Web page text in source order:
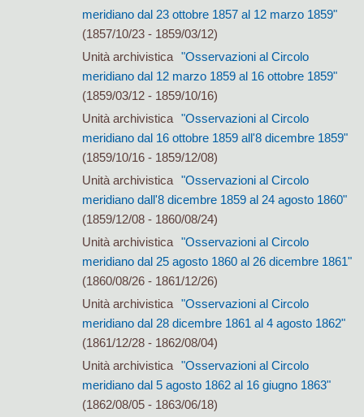
meridiano dal 23 ottobre 1857 al 12 marzo 1859"
(1857/10/23 - 1859/03/12)
Unità archivistica "Osservazioni al Circolo
meridiano dal 12 marzo 1859 al 16 ottobre 1859"
(1859/03/12 - 1859/10/16)
Unità archivistica "Osservazioni al Circolo
meridiano dal 16 ottobre 1859 all'8 dicembre 1859"
(1859/10/16 - 1859/12/08)
Unità archivistica "Osservazioni al Circolo
meridiano dall'8 dicembre 1859 al 24 agosto 1860"
(1859/12/08 - 1860/08/24)
Unità archivistica "Osservazioni al Circolo
meridiano dal 25 agosto 1860 al 26 dicembre 1861"
(1860/08/26 - 1861/12/26)
Unità archivistica "Osservazioni al Circolo
meridiano dal 28 dicembre 1861 al 4 agosto 1862"
(1861/12/28 - 1862/08/04)
Unità archivistica "Osservazioni al Circolo
meridiano dal 5 agosto 1862 al 16 giugno 1863"
(1862/08/05 - 1863/06/18)